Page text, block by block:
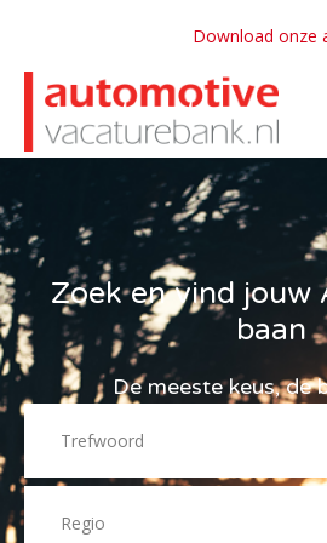
Download onze
Zoek en vind
baan
De meeste keus, de